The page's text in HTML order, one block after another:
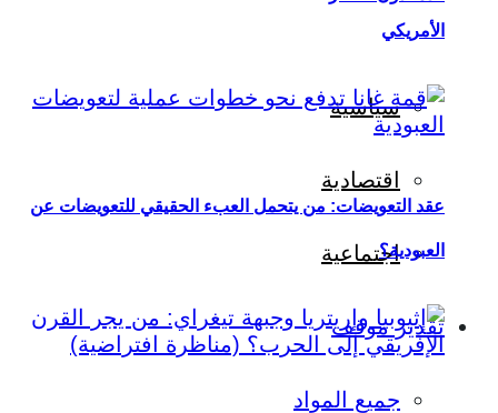
سياسية
اقتصادية
اجتماعية
تقدير موقف
جميع المواد
الأمريكي
عقد التعويضات: من يتحمل العبء الحقيقي للتعويضات عن
العبودية؟